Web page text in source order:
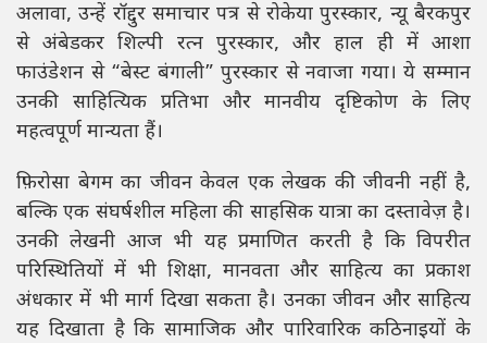
अलावा, उन्हें रॉद्दुर समाचार पत्र से रोकेया पुरस्कार, न्यू बैरकपुर
से अंबेडकर शिल्पी रत्न पुरस्कार, और हाल ही में आशा
फाउंडेशन से “बेस्ट बंगाली” पुरस्कार से नवाजा गया। ये सम्मान
उनकी साहित्यिक प्रतिभा और मानवीय दृष्टिकोण के लिए
महत्वपूर्ण मान्यता हैं।
फ़िरोसा बेगम का जीवन केवल एक लेखक की जीवनी नहीं है,
बल्कि एक संघर्षशील महिला की साहसिक यात्रा का दस्तावेज़ है।
उनकी लेखनी आज भी यह प्रमाणित करती है कि विपरीत
परिस्थितियों में भी शिक्षा, मानवता और साहित्य का प्रकाश
अंधकार में भी मार्ग दिखा सकता है। उनका जीवन और साहित्य
यह दिखाता है कि सामाजिक और पारिवारिक कठिनाइयों के